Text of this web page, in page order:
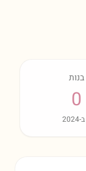
בנות
0
ב-2024